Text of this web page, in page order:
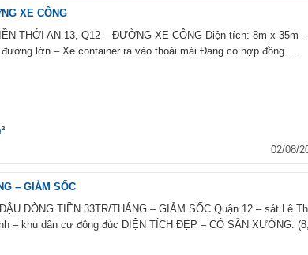
XE CÔNG
THỚI AN 13, Q12 – ĐƯỜNG XE CÔNG Diện tích: 8m x 35m –
lớn – Xe container ra vào thoải mái Đang có hợp đồng ...
02/08/
– GIẢM SỐC
DÒNG TIỀN 33TR/THÁNG – GIẢM SỐC Quận 12 – sát Lê
– khu dân cư đông đúc DIỆN TÍCH ĐẸP – CÓ SẴN XƯỞNG: